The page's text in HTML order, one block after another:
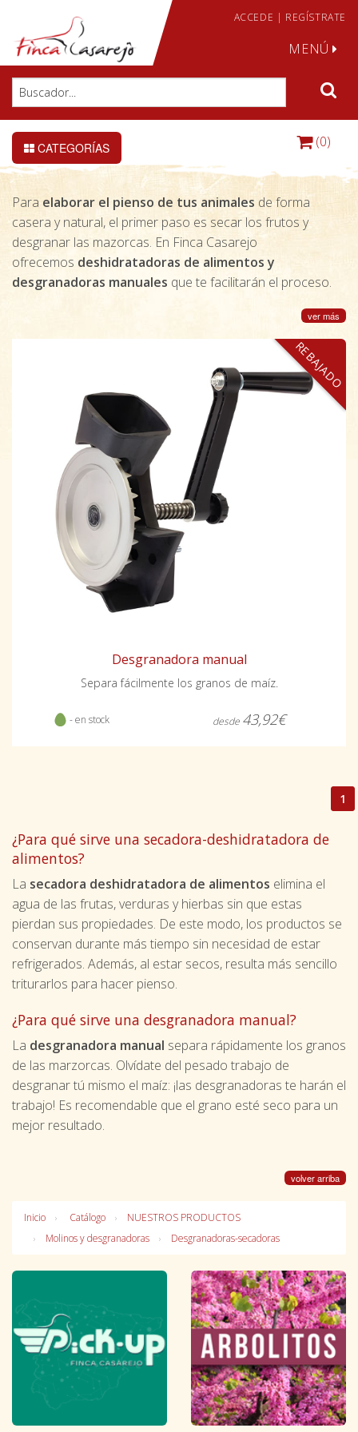
ACCEDE | REGÍSTRATE
MENÚ
CATEGORÍAS (0)
Para elaborar el pienso de tus animales de forma
casera y natural, el primer paso es secar los frutos y
desgranar las mazorcas. En Finca Casarejo
ofrecemos deshidratadoras de alimentos y
desgranadoras manuales que te facilitarán el proceso.
ver más
REBAJADO
Desgranadora manual
Separa fácilmente los granos de maíz.
- en stock desde 43,92€
1
¿Para qué sirve una secadora-deshidratadora de
alimentos?
La secadora deshidratadora de alimentos elimina el
agua de las frutas, verduras y hierbas sin que estas
pierdan sus propiedades. De este modo, los productos se
conservan durante más tiempo sin necesidad de estar
refrigerados. Además, al estar secos, resulta más sencillo
triturarlos para hacer pienso.
¿Para qué sirve una desgranadora manual?
La desgranadora manual separa rápidamente los granos
de las marzorcas. Olvídate del pesado trabajo de
desgranar tú mismo el maíz: ¡las desgranadoras te harán el
trabajo! Es recomendable que el grano esté seco para un
mejor resultado.
volver arriba
Inicio Catálogo
NUESTROS PRODUCTOS
Molinos y desgranadoras
Desgranadoras-secadoras